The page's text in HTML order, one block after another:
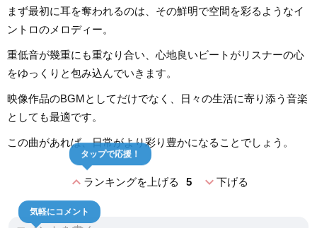
まず最初に耳を奪われるのは、その鮮明で空間を彩るようなイ
ントロのメロディー。
重低音が幾重にも重なり合い、心地良いビートがリスナーの心
をゆっくりと包み込んでいきます。
映像作品のBGMとしてだけでなく、日々の生活に寄り添う音楽
としても最適です。
この曲があれば、日常がより彩り豊かになることでしょう。
expand_lessランキングを上げる 5
タップで応援！
expand_more下げる
気軽にコメント